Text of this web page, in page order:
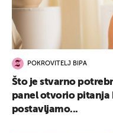
POKROVITELJ BIPA
Što je stvarno
panel otvorio pitanja
postavljamo...